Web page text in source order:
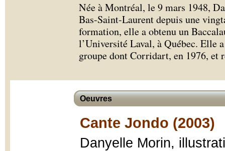
Née à Montréal, le 9 mars 1948,
Bas-Saint-Laurent depuis une
formation, elle a obtenu un
l’Université Laval, à Québec. Elle
groupe dont Corridart, en 1976, et
Oeuvres
Cante Jondo (2003)
Danyelle Morin,